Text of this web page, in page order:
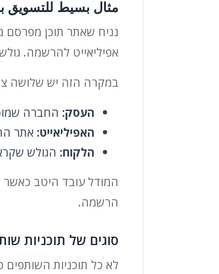
مثال بسيط للتسويق
נניח שאתר תוכן מפרסם
אפיליאייט להרשמה.
במקרה הזה יש שלושה
העסק: החברה
האפיליאייט: אתר
הלקוח: הגולש
המודל עובד היטב כאשר
הרשמה.
סוגים של תוכניות
לא כל תוכניות